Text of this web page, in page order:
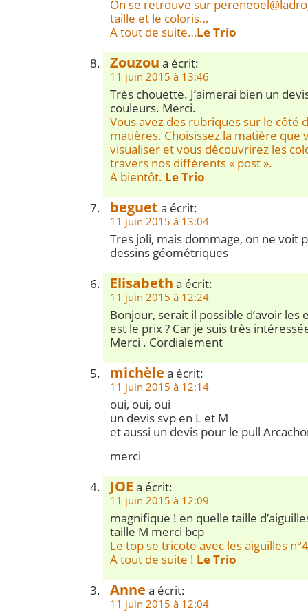
On se retrouve sur
taille et le coloris…
A tout de suite…Le Trio
Zouzou a écrit:
11 juin 2015 à 13:46
Très chouette. J’aimerai bien un
couleurs. Merci.
Vous avez des rubriques sur le côté
matières. Choisissez la matière que
visualiser et vous découvrirez les
travers nos différents « post ».
A bientôt. Le Trio
beguet a écrit:
11 juin 2015 à 13:04
Tres joli, mais dommage, on ne voit
dessins géométriques
Elisabeth a écrit:
11 juin 2015 à 12:24
Bonjour, serait il possible d’avoir les
est le prix ? Car je suis très
Merci . Cordialement
michèle a écrit:
11 juin 2015 à 12:14
oui, oui, oui
un devis svp en L et M
et aussi un devis pour le pull
merci
JOE a écrit:
11 juin 2015 à 12:09
magnifique ! en quelle taille
taille M merci bcp
Le top se tricote avec les aiguilles
A tout de suite ! Le Trio
Anne a écrit:
11 juin 2015 à 12:04